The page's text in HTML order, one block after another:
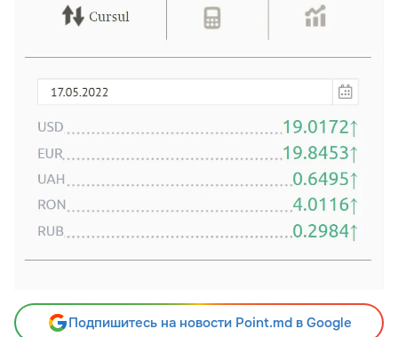
Подпишитесь на новости Point.md в Google